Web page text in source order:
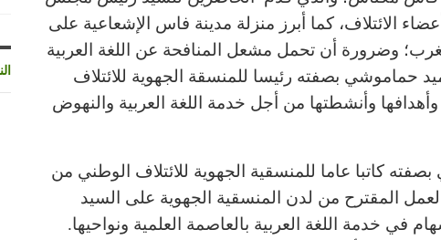
الائتلاف، كما أبرز منزلة مدينة فاس الإشعاعية على
وضرورة أن تحمل مشعل المنافحة عن اللغة العربية
حماموشي بصفته رئيسا للمنسقة الجهوية للائتلاف
وأنشطتها من أجل خدمة اللغة العربية والنهوض
كاتبا عاما للمنسقية الجهوية للائتلاف الوطني من
المقترح من لدن المنسقية الجهوية على السيد
في خدمة اللغة العربية بالعاصمة العلمية ونواحيها.